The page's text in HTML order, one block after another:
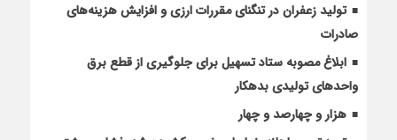
تولید زعفران در تنگنای مقررات ارزی و افزایش هزینه‌های
صادرات
ابلاغ مصوبه ستاد تسهیل برای جلوگیری از قطع برق
واحدهای تولیدی بدهکار
هزار و چهارصد و چهار